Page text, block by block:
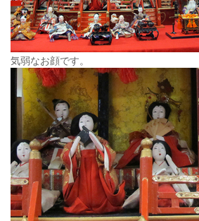
気弱なお顔です。